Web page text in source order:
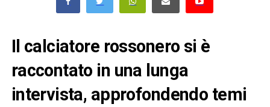
Il calciatore rossonero si è
raccontato in una lunga
intervista, approfondendo temi